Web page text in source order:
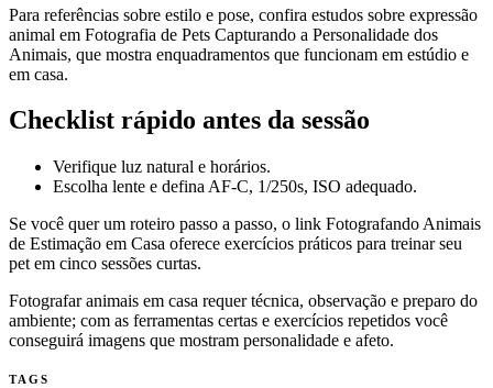
Para referências sobre estilo e pose, confira estudos sobre expressão
animal em Fotografia de Pets Capturando a Personalidade dos
Animais, que mostra enquadramentos que funcionam em estúdio e
em casa.
Checklist rápido antes da sessão
Verifique luz natural e horários.
Escolha lente e defina AF-C, 1/250s, ISO adequado.
Se você quer um roteiro passo a passo, o link Fotografando Animais
de Estimação em Casa oferece exercícios práticos para treinar seu
pet em cinco sessões curtas.
Fotografar animais em casa requer técnica, observação e preparo do
ambiente; com as ferramentas certas e exercícios repetidos você
conseguirá imagens que mostram personalidade e afeto.
TAGS